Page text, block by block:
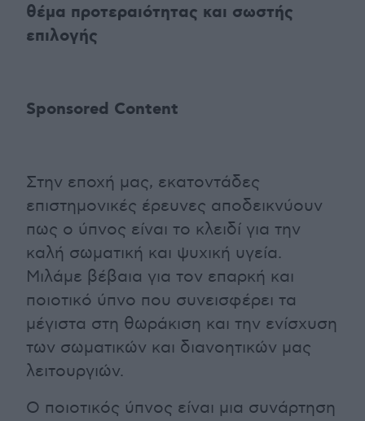
θέμα προτεραιότητας και σωστής
επιλογής
Sponsored Content
Στην εποχή μας, εκατοντάδες
επιστημονικές έρευνες αποδεικνύουν
πως ο ύπνος είναι το κλειδί για την
καλή σωματική και ψυχική υγεία.
Μιλάμε βέβαια για τον επαρκή και
ποιοτικό ύπνο που συνεισφέρει τα
μέγιστα στη θωράκιση και την ενίσχυση
των σωματικών και διανοητικών μας
λειτουργιών.
Ο ποιοτικός ύπνος είναι μια συνάρτηση